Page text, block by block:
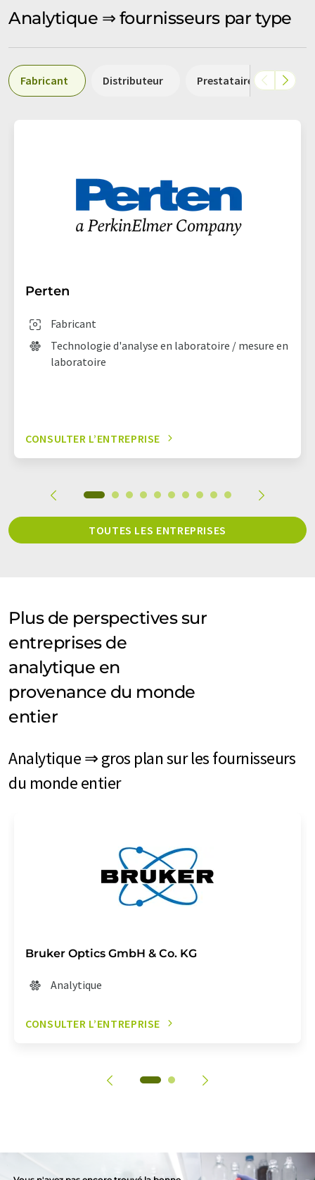
Analytique ⇒ fournisseurs par type
Fabricant Distributeur Prestataire de services
Perten
Fabricant
Technologie d'analyse en laboratoire / mesure en
laboratoire
CONSULTER L’ENTREPRISE
TOUTES LES ENTREPRISES
Plus de perspectives sur
entreprises de
analytique en
provenance du monde
entier
Analytique ⇒ gros plan sur les fournisseurs
du monde entier
Bruker Optics GmbH & Co. KG
Analytique
CONSULTER L’ENTREPRISE